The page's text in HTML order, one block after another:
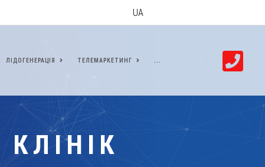
UA
ЛІДОГЕНЕРАЦІЯ ТЕЛЕМАРКЕТИНГ